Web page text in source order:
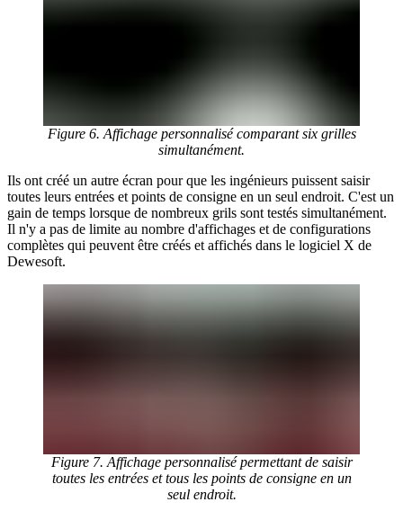
Figure 6. Affichage personnalisé comparant six grilles
simultanément.
Ils ont créé un autre écran pour que les ingénieurs puissent saisir
toutes leurs entrées et points de consigne en un seul endroit. C'est un
gain de temps lorsque de nombreux grils sont testés simultanément.
Il n'y a pas de limite au nombre d'affichages et de configurations
complètes qui peuvent être créés et affichés dans le logiciel X de
Dewesoft.
Figure 7. Affichage personnalisé permettant de saisir
toutes les entrées et tous les points de consigne en un
seul endroit.